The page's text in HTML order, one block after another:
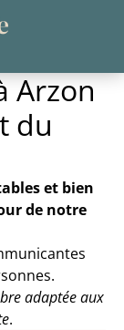
Arzon
du
et bien
de notre
adaptée aux
.